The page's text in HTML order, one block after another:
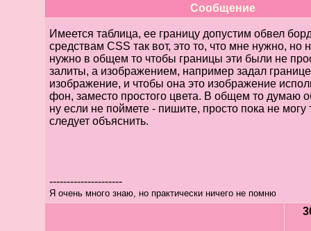
Сообщение
Имеется таблица, ее границу допустим обвел
средствам CSS так вот, это то, что мне нужно, но
нужно в общем то чтобы границы эти были не
залиты, а изображением, например задал
изображение, и чтобы она это изображение
фон, заместо простого цвета. В общем то думаю
ну если не поймете - пишите, просто пока не могу
следует объяснить.
---------------------
Я очень много знаю, но практически ничего не помню